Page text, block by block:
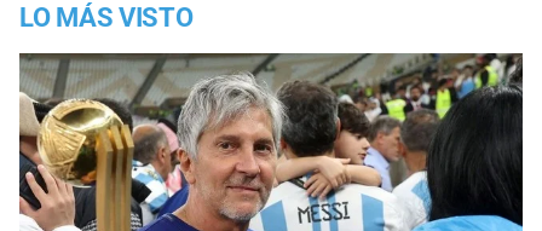
LO MÁS VISTO